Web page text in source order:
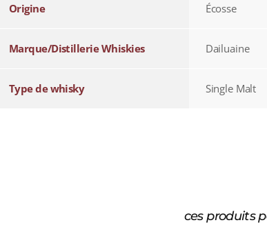
Origine Écosse
Marque/Distillerie Whiskies Dailuaine
Type de whisky Single Malt
ces produits